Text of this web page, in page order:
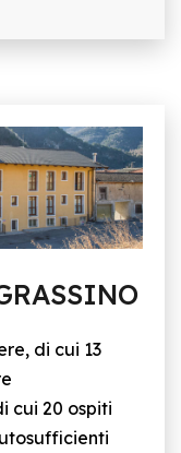
di cui 13
cui 20 ospiti